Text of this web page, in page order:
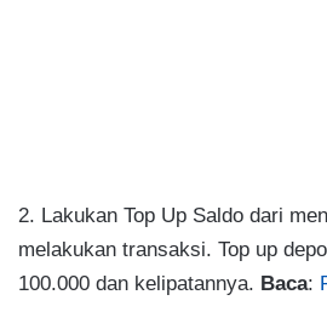
2. Lakukan Top Up Saldo dari
melakukan transaksi. Top up
100.000 dan kelipatannya. Baca: